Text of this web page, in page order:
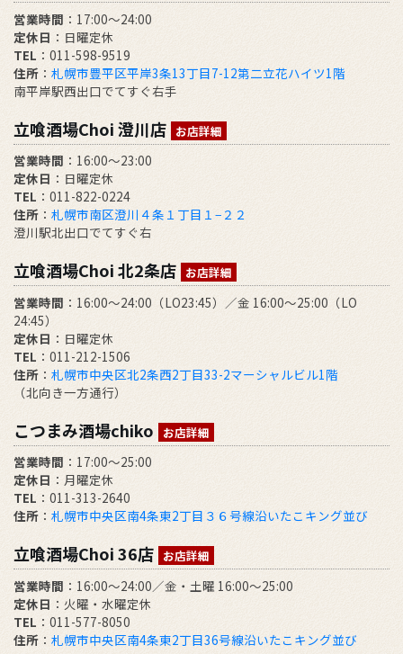
営業時間 ：17:00～24:00
定休日 ：日曜定休
TEL ：011-598-9519
住所 ： 札幌市豊平区平岸3条13丁目7-12第二立花ハイツ1階
南平岸駅西出口でてすぐ右手
立喰酒場Choi 澄川店 お店詳細
営業時間 ：16:00～23:00
定休日 ：日曜定休
TEL ：011-822-0224
住所 ： 札幌市南区澄川４条１丁目１−２２
澄川駅北出口でてすぐ右
立喰酒場Choi 北2条店 お店詳細
営業時間 ：16:00～24:00（LO23:45）／金 16:00～25:00（LO
24:45）
定休日 ：日曜定休
TEL ：011-212-1506
住所 ： 札幌市中央区北2条西2丁目33-2マーシャルビル1階
（北向き一方通行）
こつまみ酒場chiko お店詳細
営業時間 ：17:00～25:00
定休日 ：月曜定休
TEL ：011-313-2640
住所 ： 札幌市中央区南4条東2丁目３６号線沿いたこキング並び
立喰酒場Choi 36店 お店詳細
営業時間 ：16:00～24:00／金・土曜 16:00～25:00
定休日 ：火曜・水曜定休
TEL ：011-577-8050
住所 ： 札幌市中央区南4条東2丁目36号線沿いたこキング並び